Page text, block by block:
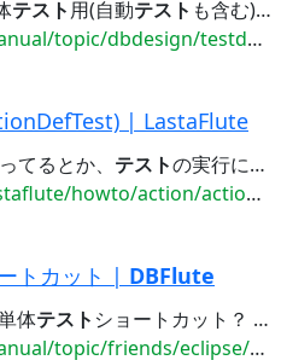
テスト用(自動テスト も含む)の
topic/dbdesign/testdata.html
| LastaFlute
てるとか、 テストの実行に時間がかかりすぎるので難しいとかであれば、残念がりましょう:...SiteMap | Author's Blog Action定義の
howto/action/actiondeftest.html
トカット | DBFlute
体テスト ショートカット？ Quick JUnit 単体
eclipse/shortcut/uttestcut.html